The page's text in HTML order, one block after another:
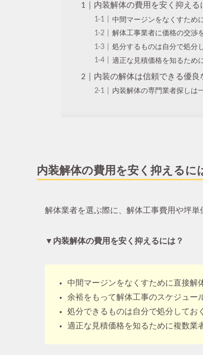
内装解体の費用を安く抑える
中間マージンをなくすため
解体工事業者に価格の交渉
処分するものは自分で処分
適正な見積価格を知るため
内装の解体は信頼できる優良
内装解体の専門業者探しは
内装解体の費用を安く抑えるに
解体業者を選ぶ際に、解体工事費用や坪
▼内装解体の費用を安く抑えるには？
中間マージンをなくすために直接解
余裕をもって解体工事のスケジュー
処分できるものは自分で処分しておく
適正な見積価格を知るために複数業